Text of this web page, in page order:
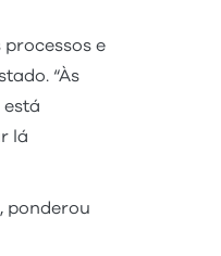
e
“Às
está
lá
ponderou